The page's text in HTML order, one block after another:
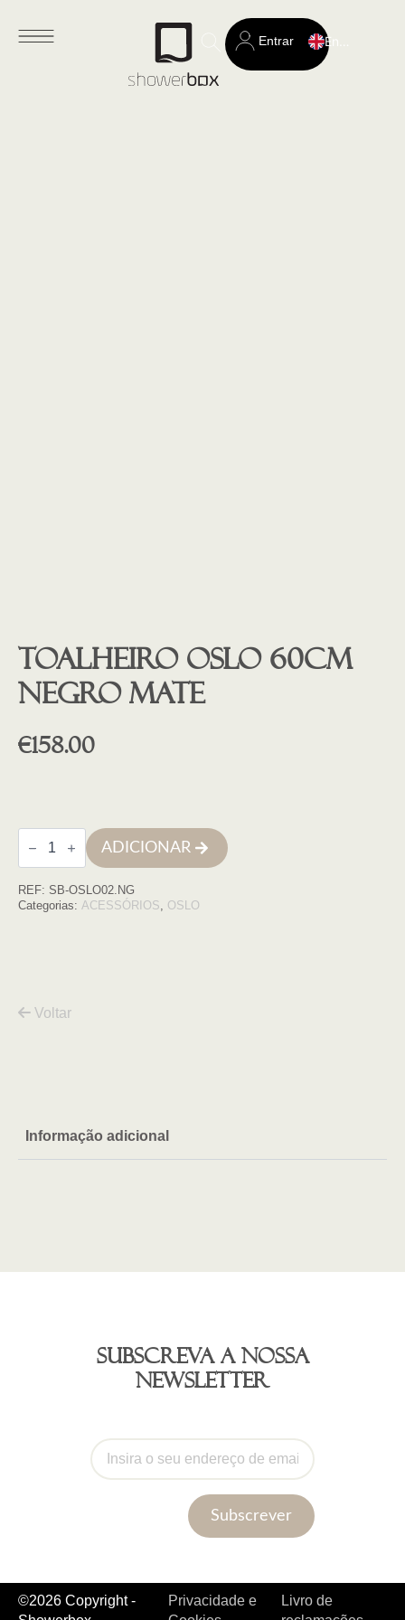
Search
for:
Entrar
Toalheiro OSLO 60cm
NEGRO MATE
€158.00
Quantidade
de
Toalheiro
60cm
NEGRO
ADICIONAR
REF: SB-OSLO02.NG
Categorias: ACESSÓRIOS, OSLO
Voltar
Informação adicional
Subscreva a nossa
newsletter
Subscrever
©2026 Copyright -
Privacidade e
Livro de